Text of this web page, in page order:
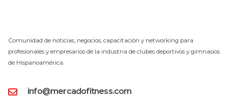
Comunidad de noticias, negocios, capacitación y networking para
profesionales y empresarios de la industria de clubes deportivos y gimnasios
de Hispanoamérica.
info@mercadofitness.com